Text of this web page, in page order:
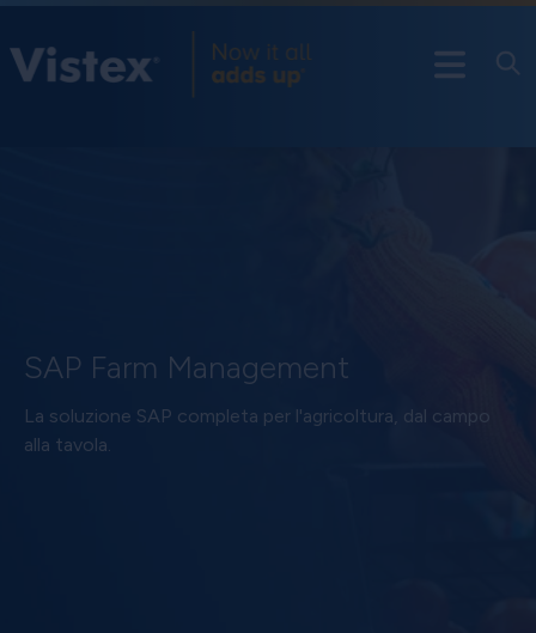
SAP Farm Management
La soluzione SAP completa per l'agricoltura, dal campo
alla tavola.